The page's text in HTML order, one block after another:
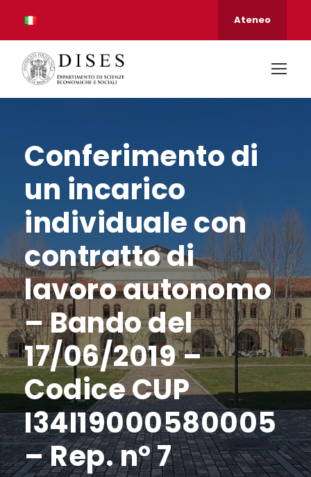
Ateneo
Conferimento di
un incarico
individuale con
contratto di
lavoro autonomo
– Bando del
17/06/2019 –
Codice CUP
I34I19000580005
– Rep. n° 7